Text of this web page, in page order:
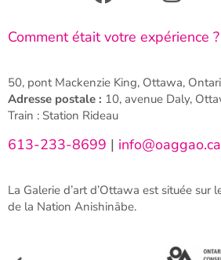
Comment était votre expérience ?
50, pont Mackenzie King, Ottawa,
Adresse postale : 10, avenue Daly,
Train : Station Rideau
613-233-8699 | info@oaggao.ca
La Galerie d’art d’Ottawa est située sur
de la Nation Anishinābe.